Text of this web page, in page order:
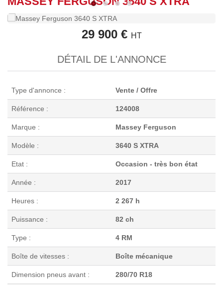
29 900 € HT
DÉTAIL DE L'ANNONCE
Type d'annonce : Vente / Offre
Référence : 124008
Marque : Massey Ferguson
Modèle : 3640 S XTRA
Etat : Occasion - très bon état
Année : 2017
Heures : 2 267 h
Puissance : 82 ch
Type : 4 RM
Boîte de vitesses : Boîte mécanique
Dimension pneus avant : 280/70 R18